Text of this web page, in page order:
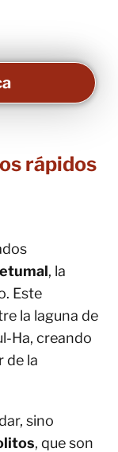
rápidos
, la
Este
la laguna de
Ha, creando
de la
sino
, que son